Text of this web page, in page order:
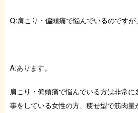
Q:肩こり・偏頭痛で悩んでいるのですが
A:あります。
肩こり・偏頭痛で悩んでいる方は非常
事をしている女性の方、痩せ型で筋肉